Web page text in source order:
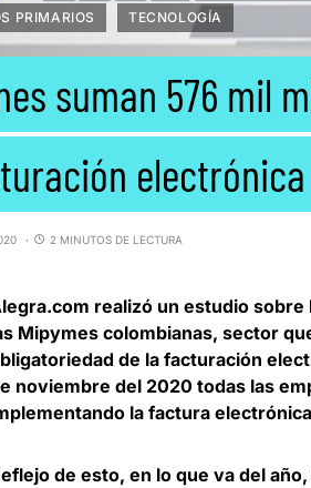
PRIMARIOS TECNOLOGÍA
suman 576 mil
2 MINUTOS DE LECTURA
realizó un estudio sobre
Mipymes colombianas, sector
de la facturación
noviembre del 2020 todas las
la factura
de esto, en lo que va del